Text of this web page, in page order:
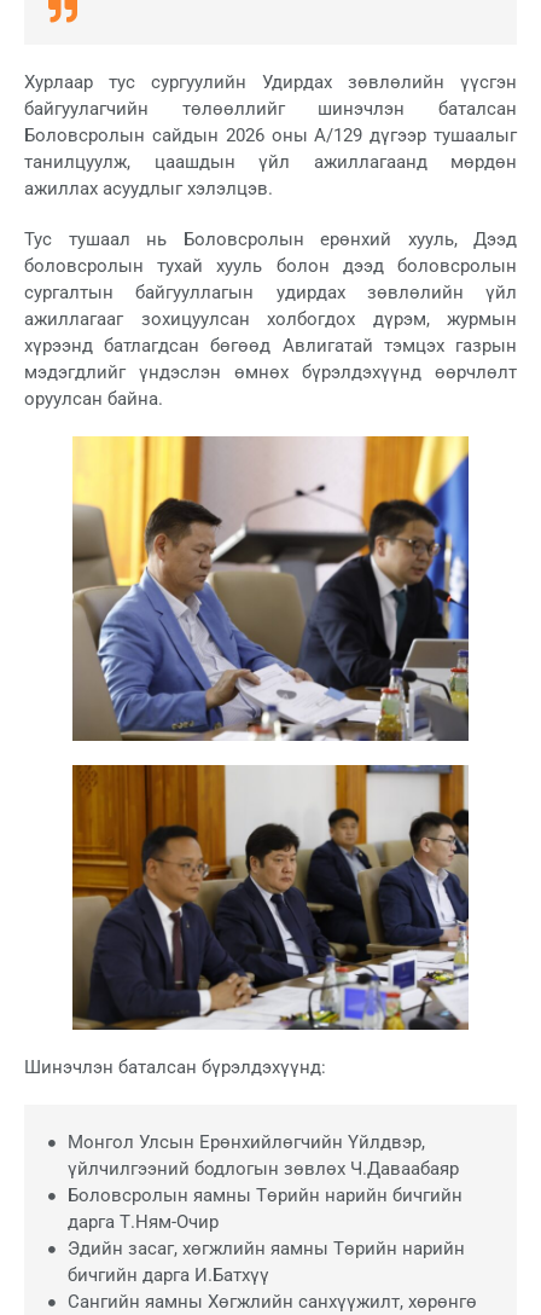
Хурлаар тус сургуулийн Удирдах зөвлөлийн үүсгэн
байгуулагчийн төлөөллийг шинэчлэн баталсан
Боловсролын сайдын 2026 оны А/129 дүгээр тушаалыг
танилцуулж, цаашдын үйл ажиллагаанд мөрдөн
ажиллах асуудлыг хэлэлцэв.
Тус тушаал нь Боловсролын ерөнхий хууль, Дээд
боловсролын тухай хууль болон дээд боловсролын
сургалтын байгууллагын удирдах зөвлөлийн үйл
ажиллагааг зохицуулсан холбогдох дүрэм, журмын
хүрээнд батлагдсан бөгөөд Авлигатай тэмцэх газрын
мэдэгдлийг үндэслэн өмнөх бүрэлдэхүүнд өөрчлөлт
оруулсан байна.
Шинэчлэн баталсан бүрэлдэхүүнд:
Монгол Улсын Ерөнхийлөгчийн Үйлдвэр,
үйлчилгээний бодлогын зөвлөх Ч.Даваабаяр
Боловсролын яамны Төрийн нарийн бичгийн
дарга Т.Ням-Очир
Эдийн засаг, хөгжлийн яамны Төрийн нарийн
бичгийн дарга И.Батхүү
Сангийн яамны Хөгжлийн санхүүжилт, хөрөнгө